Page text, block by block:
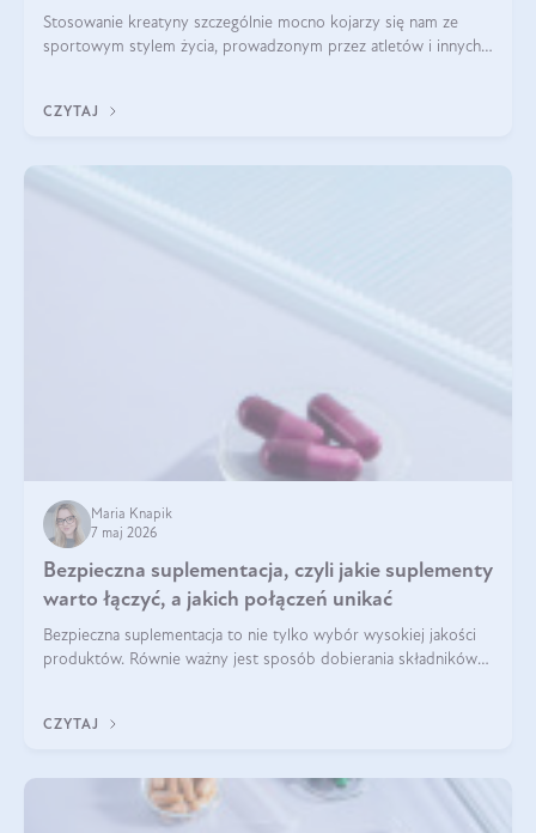
Stosowanie kreatyny szczególnie mocno kojarzy się nam ze
sportowym stylem życia, prowadzonym przez atletów i innych
zwiększa masę
CZYTAJ
Maria Knapik
7 maj 2026
Bezpieczna suplementacja, czyli jakie suplementy
warto łączyć, a jakich połączeń unikać
Bezpieczna suplementacja to nie tylko wybór wysokiej jakości
produktów. Równie ważny jest sposób dobierania składników
CZYTAJ